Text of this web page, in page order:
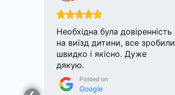
Необхідна була довіренність
на виїзд дитини, все зробили
швидко і якісно. Дуже
дякую.
Posted on
Google